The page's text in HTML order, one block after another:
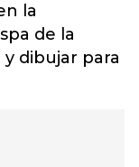
la
de la
dibujar para